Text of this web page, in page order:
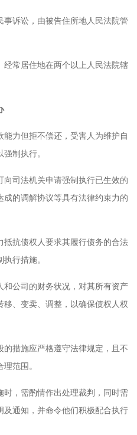
事诉讼，由被告住所地人民法院管
经常居住地在两个以上人民法院辖
力但拒不偿还，受害人为维护自
制执行。
司法机关申请强制执行已生效的
的调解协议等具有法律约束力的
抵抗债权人要求其履行债务的合法
行措施。
和公司的财务状况，对其所有资产
、变卖、调整，以确保债权人权
措施应严格遵守法律规定，且不
范围。
时，需酌情作出处理裁判，同时需
通知，并命令他们积极配合执行